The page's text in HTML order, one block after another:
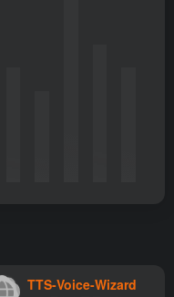
TTS-Voice-Wizard